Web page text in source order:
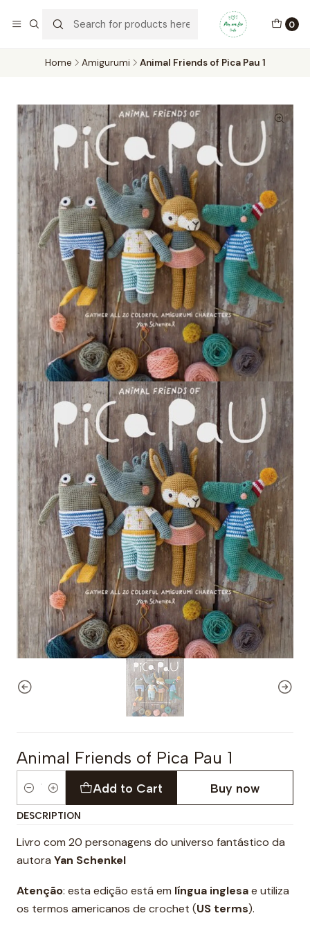
0
No concelho de Oeiras a entrega pode ser feita em mãos.
Home Amigurumi Animal Friends of Pica Pau 1
Animal Friends of Pica Pau 1
Quantity
Add to Cart Buy now
DESCRIPTION
Livro com 20 personagens do universo fantástico da
autora Yan Schenkel
Atenção: esta edição está em língua inglesae utiliza
os termos americanos de crochet (US terms).